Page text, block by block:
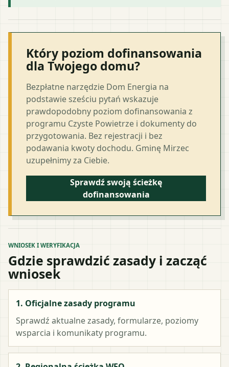
Który poziom dofinansowania
dla Twojego domu?
Bezpłatne narzędzie Dom Energia na
podstawie sześciu pytań wskazuje
prawdopodobny poziom dofinansowania z
programu Czyste Powietrze i dokumenty do
przygotowania. Bez rejestracji i bez
podawania kwoty dochodu. Gminę Mirzec
uzupełnimy za Ciebie.
Sprawdź swoją ścieżkę
dofinansowania
WNIOSEK I WERYFIKACJA
Gdzie sprawdzić zasady i zacząć
wniosek
1. Oficjalne zasady programu
Sprawdź aktualne zasady, formularze, poziomy
wsparcia i komunikaty programu.